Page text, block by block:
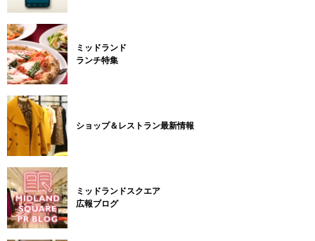
ミッドランド
ランチ特集
ショップ＆レストラン最新情報
ミッドランドスクエア
広報ブログ